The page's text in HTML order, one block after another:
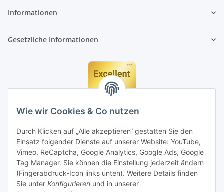
Wie wir Cookies & Co nutzen
Durch Klicken auf „Alle akzeptieren“ gestatten Sie den
Einsatz folgender Dienste auf unserer Website: YouTube,
Vimeo, ReCaptcha, Google Analytics, Google Ads, Google
Tag Manager. Sie können die Einstellung jederzeit ändern
(Fingerabdruck-Icon links unten). Weitere Details finden
Sie unter Konfigurieren und in unserer
Informationen
Gesetzliche Informationen